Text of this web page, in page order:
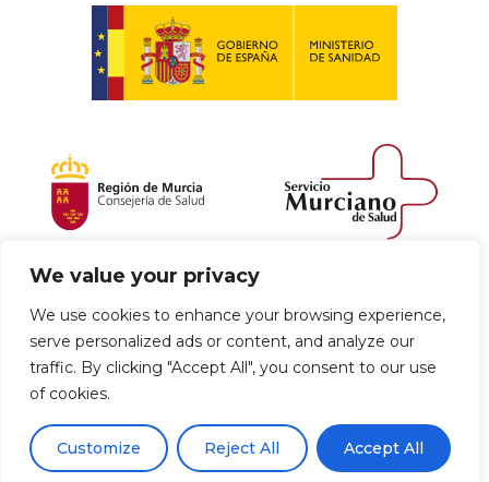
We value your privacy
We use cookies to enhance your browsing experience,
serve personalized ads or content, and analyze our
traffic. By clicking "Accept All", you consent to our use
of cookies.
Customize Reject All Accept All
Política de envío y devoluciones
Política de privacidad Uso de cookies
Declaración de Accesibilidad